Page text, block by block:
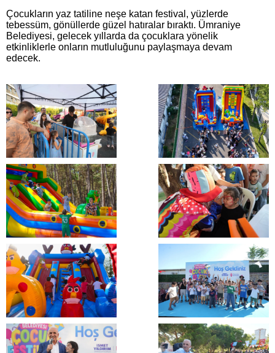
Çocukların yaz tatiline neşe katan festival, yüzlerde
tebessüm, gönüllerde güzel hatıralar bıraktı. Ümraniye
Belediyesi, gelecek yıllarda da çocuklara yönelik
etkinliklerle onların mutluluğunu paylaşmaya devam
edecek.